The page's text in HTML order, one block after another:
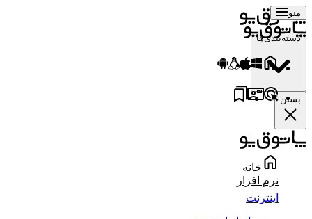
منو
دسته‌بندی‌ها
بستن
خانه
نرم افزار
اینترنت